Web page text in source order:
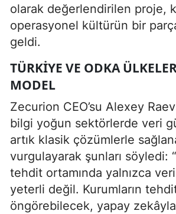
olarak değerlendirilen proje,
operasyonel kültürün bir
geldi.
TÜRKIYE VE ODKA
MODEL
Zecurion CEO’su Alexey
bilgi yoğun sektörlerde veri
artık klasik çözümlerle
vurgulayarak şunları söyledi:
tehdit ortamında yalnızca
yeterli değil. Kurumların
öngörebilecek, yapay zekâyla